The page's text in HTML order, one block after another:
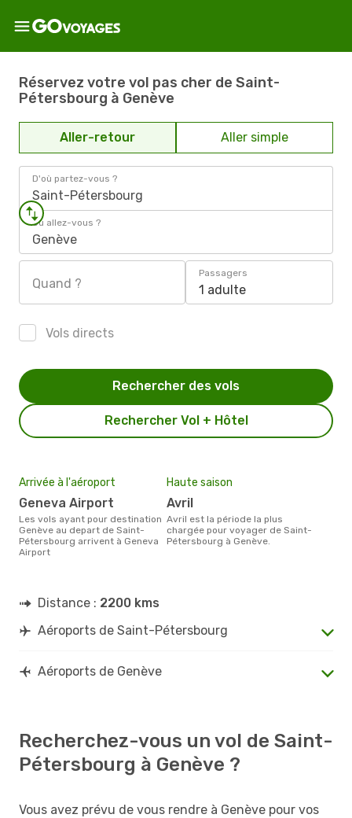
Réservez votre vol pas cher de Saint-
Pétersbourg à Genève
Aller-retour Aller simple
D'où partez-vous ?
Saint-Pétersbourg
Où allez-vous ?
Genève
Quand ?
Passagers
1 adulte
Vols directs
Rechercher Vol + Hôtel
Rechercher des vols
Arrivée à l'aéroport
Geneva Airport
Les vols ayant pour destination
Genève au depart de Saint-
Pétersbourg arrivent à Geneva
Airport
Haute saison
avril
avril est la période la plus
chargée pour voyager de Saint-
Pétersbourg à Genève.
Distance : 2200 kms
Aéroports de Saint-Pétersbourg
Aéroports de Genève
Recherchez-vous un vol de Saint-
Pétersbourg à Genève ?
Vous avez prévu de vous rendre à Genève pour vos